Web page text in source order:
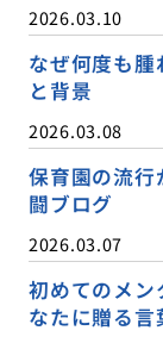
2026.03.10
なぜ何度も
と背景
2026.03.08
保育園の流
闘ブログ
2026.03.07
初めてのメ
なたに贈る言